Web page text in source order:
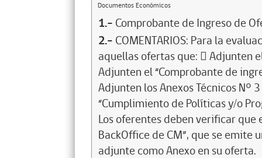
Documentos Económicos
1.- Comprobante de Ingreso de
2.- COMENTARIOS: Para la
aquellas ofertas que:  Adjunten
Adjunten el “Comprobante de
Adjunten los Anexos Técnicos N°
“Cumplimiento de Políticas y/o
Los oferentes deben verificar que
BackOffice de CM”, que se emite
adjunte como Anexo en su oferta.